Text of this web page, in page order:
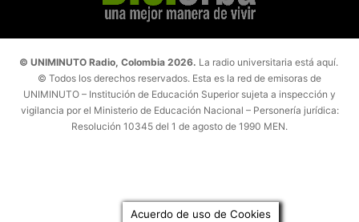
© UNIMINUTO Radio, Colombia 2026. La radio universitaria está aquí.
© Todos los derechos reservados. Esta es la red de emisoras de
UNIMINUTO – Institución de Educación Superior sujeta a inspección y
vigilancia por el Ministerio de Educación Nacional – Personería jurídica:
Resolución 10345 del 1 de agosto de 1990 MEN.
Acuerdo de uso de Cookies